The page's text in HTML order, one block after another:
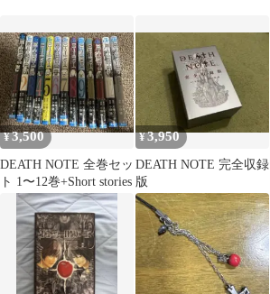
¥3,500
DEATH NOTE 全巻セッ
ト 1〜12巻+Short stories
¥3,950
DEATH NOTE 完全収録
版